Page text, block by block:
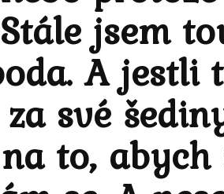
jsem
A jestli
své
to, abych